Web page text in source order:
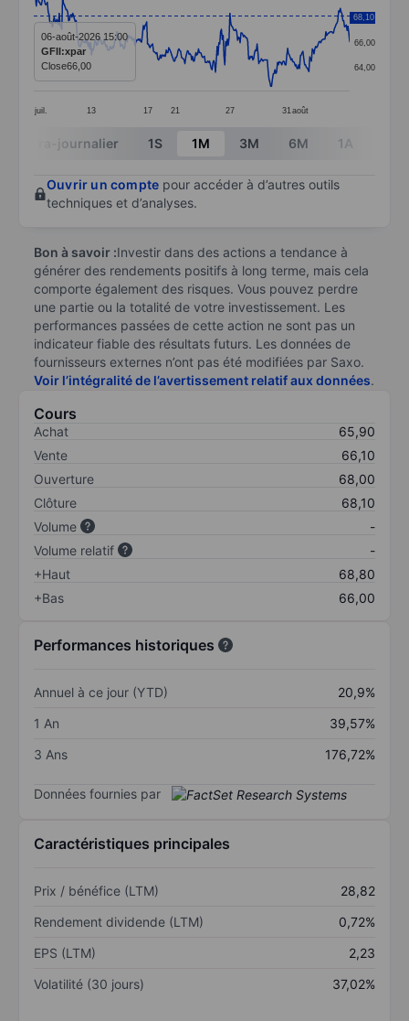
Line chart with 373 data points.
The chart has 1 X axis displaying categories.
The chart has 1 Y axis displaying values. Data
juil. 13 17 21 27 31 août
64,00
66,00
68,00
68,10
06-août-2026 15:00
GFII:xpar
Close66,00
End of interactive chart.
Intra-journalier 1S 1M 3M 6M 1A
Ouvrir un compte pour accéder à d’autres outils
techniques et d’analyses.
Bon à savoir :Investir dans des actions a tendance à
générer des rendements positifs à long terme, mais cela
comporte également des risques. Vous pouvez perdre
une partie ou la totalité de votre investissement. Les
performances passées de cette action ne sont pas un
indicateur fiable des résultats futurs. Les données de
fournisseurs externes n’ont pas été modifiées par Saxo.
Voir l’intégralité de l’avertissement relatif aux données.
Cours
Achat
65,90
Vente
66,10
Ouverture
68,00
Clôture
68,10
Volume
-
Volume relatif
-
+Haut
68,80
+Bas
66,00
Performances historiques
Annuel à ce jour (YTD)
20,9%
1 An
39,57%
3 Ans
176,72%
Données fournies par
Caractéristiques principales
Prix / bénéfice (LTM)
28,82
Rendement dividende (LTM)
0,72%
EPS (LTM)
2,23
Volatilité (30 jours)
37,02%